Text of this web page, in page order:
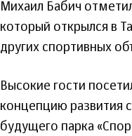
Михаил Бабич
который открылся в
других спортивных
Высокие гости
концепцию развития
будущего парка